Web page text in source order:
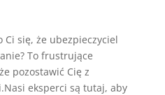
Ci się, że ubezpieczyciel
To frustrujące
pozostawić Cię z
eksperci są tutaj, aby